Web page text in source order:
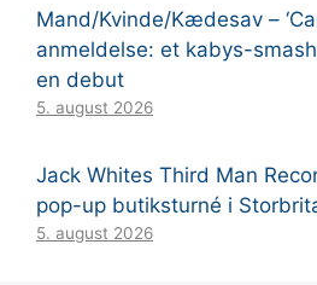
Mand/Kvinde/Kædesav –
anmeldelse: et kabys-
en debut
5. august 2026
Jack Whites Third Man
pop-up butiksturné i
5. august 2026